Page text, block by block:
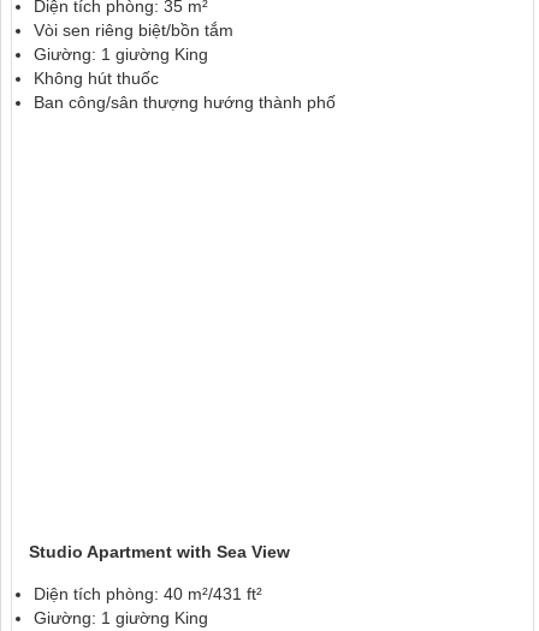
Diện tích phòng: 35 m²
Vòi sen riêng biệt/bồn tắm
Giường: 1 giường King
Không hút thuốc
Ban công/sân thượng hướng thành phố
Studio Apartment with Sea View
Diện tích phòng: 40 m²/431 ft²
Giường: 1 giường King